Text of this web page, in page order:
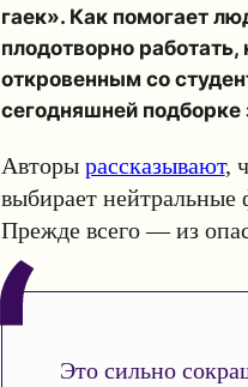
гаек». Как помогает
плодотворно
откровенным со
сегодняшней подборке
Авторы рассказывают,
выбирает
Прежде всего — из
Это сильно